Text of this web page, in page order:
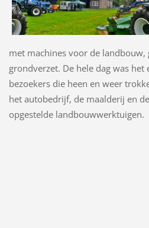
met machines voor de
grondverzet. De hele dag was het
bezoekers die heen en weer
het autobedrijf, de maalderij en de
opgestelde landbouwwerktuigen.